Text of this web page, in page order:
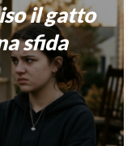
il gatto
sfida